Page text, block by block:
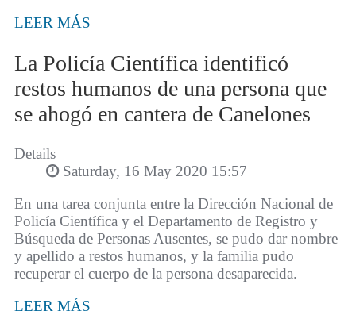
LEER MÁS
La Policía Científica identificó
restos humanos de una persona que
se ahogó en cantera de Canelones
Details
Saturday, 16 May 2020 15:57
En una tarea conjunta entre la Dirección Nacional de
Policía Científica y el Departamento de Registro y
Búsqueda de Personas Ausentes, se pudo dar nombre
y apellido a restos humanos, y la familia pudo
recuperar el cuerpo de la persona desaparecida.
LEER MÁS